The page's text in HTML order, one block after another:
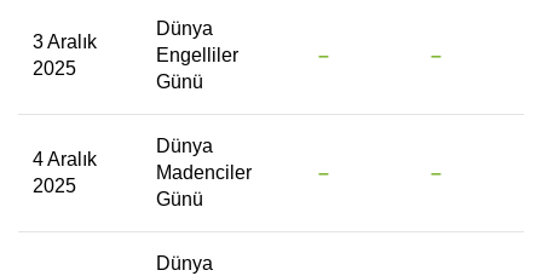
3 Aralık
2025
Dünya
Engelliler
Günü
– –
4 Aralık
2025
Dünya
Madenciler
Günü
– –
Dünya